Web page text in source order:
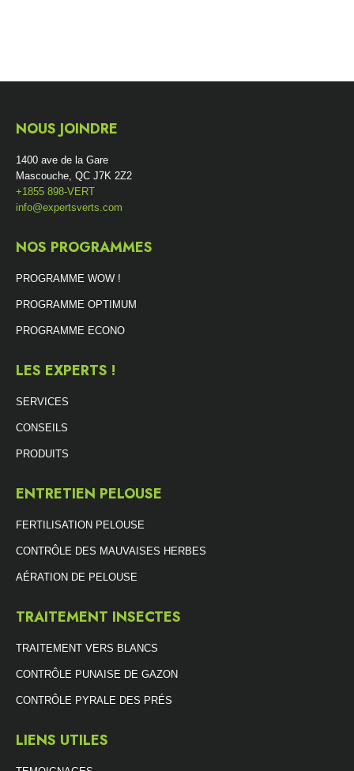
NOUS JOINDRE
1400 ave de la Gare
Mascouche, QC J7K 2Z2
+1855 898-VERT
info@expertsverts.com
NOS PROGRAMMES
PROGRAMME WOW !
PROGRAMME OPTIMUM
PROGRAMME ECONO
LES EXPERTS !
SERVICES
CONSEILS
PRODUITS
ENTRETIEN PELOUSE
FERTILISATION PELOUSE
CONTRÔLE DES MAUVAISES HERBES
AÉRATION DE PELOUSE
TRAITEMENT INSECTES
TRAITEMENT VERS BLANCS
CONTRÔLE PUNAISE DE GAZON
CONTRÔLE PYRALE DES PRÉS
LIENS UTILES